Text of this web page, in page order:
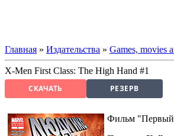
Главная » Издательства » Games, movies
X-Men First Class: The High Hand #1
СКАЧАТЬ
РЕЗЕРВ
Фильм "Первый